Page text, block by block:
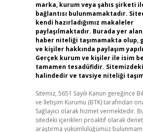
marka, kurum veya şahıs şirketi
bağlantısı bulunmamaktadır.
kendi hazırladığımız makaleler
paylaşılmaktadır. Burada yer
haber niteliği taşımamakta olup,
ve kişiler hakkında paylaşım
Gerçek kurum ve kişiler ile isim
tamamen tesadüfidir.
halindedir ve tavsiye niteliği
Sitemiz, 5651 Sayılı Kanun gereğince
ve İletişim Kurumu (BTK) tarafından
Sağlayıcı olarak hizmet vermektedir.
sitedeki içerikleri proaktif olarak
araştırma yükümlülüğümüz